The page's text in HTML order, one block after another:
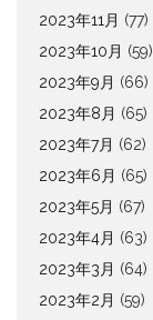
2023年11月 (77)
2023年10月 (59)
2023年9月 (66)
2023年8月 (65)
2023年7月 (62)
2023年6月 (65)
2023年5月 (67)
2023年4月 (63)
2023年3月 (64)
2023年2月 (59)